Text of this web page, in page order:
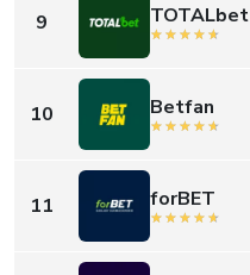
9 TOTALbet
10 Betfan
11 forBET